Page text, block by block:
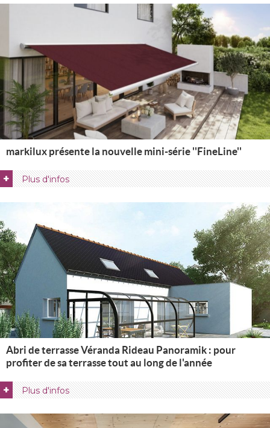
markilux présente la nouvelle mini-série ''FineLine''
+ Plus d'infos
Abri de terrasse Véranda Rideau Panoramik : pour
profiter de sa terrasse tout au long de l'année
+ Plus d'infos